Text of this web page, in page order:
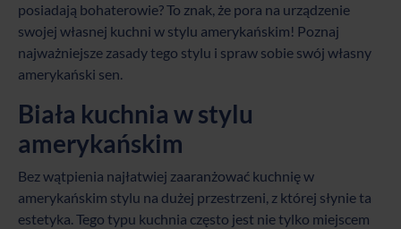
posiadają bohaterowie? To znak, że pora na urządzenie
swojej własnej kuchni w stylu amerykańskim! Poznaj
najważniejsze zasady tego stylu i spraw sobie swój własny
amerykański sen.
Biała kuchnia w stylu
amerykańskim
Bez wątpienia najłatwiej zaaranżować kuchnię w
amerykańskim stylu na dużej przestrzeni, z której słynie ta
estetyka. Tego typu kuchnia często jest nie tylko miejscem